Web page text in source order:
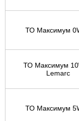
ТО Максимум
ТО Максимум
Lemarc
ТО Максимум